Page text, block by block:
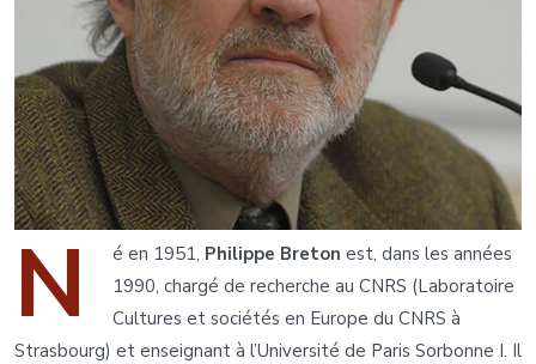
N é en 1951, Philippe Breton est, dans les années
1990, chargé de recherche au CNRS (Laboratoire
Cultures et sociétés en Europe du CNRS à
Strasbourg) et enseignant à l’Université de Paris Sorbonne I. Il